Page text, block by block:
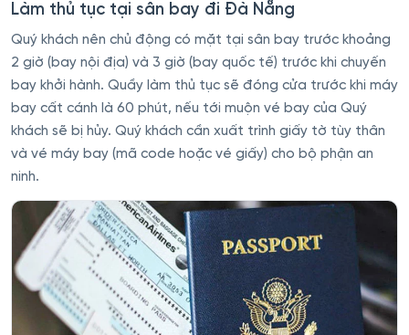
Làm thủ tục tại sân bay đi Đà Nẵng
Quý khách nên chủ động có mặt tại sân bay trước khoảng
2 giờ (bay nội địa) và 3 giờ (bay quốc tế) trước khi chuyến
bay khởi hành. Quầy làm thủ tục sẽ đóng cửa trước khi máy
bay cất cánh là 60 phút, nếu tới muộn vé bay của Quý
khách sẽ bị hủy. Quý khách cần xuất trình giấy tờ tùy thân
và vé máy bay (mã code hoặc vé giấy) cho bộ phận an
ninh.